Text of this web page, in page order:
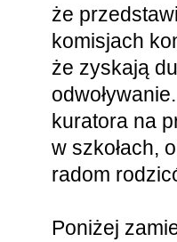
że
komisjach
że zyskają
kuratora na
w szkołach,
radom
Poniżej